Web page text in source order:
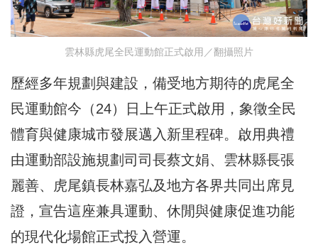
雲林縣虎尾全民運動館正式啟用／翻攝照片
歷經多年規劃與建設，備受地方期待的虎尾全
民運動館今（24）日上午正式啟用，象徵全民
體育與健康城市發展邁入新里程碑。啟用典禮
由運動部設施規劃司司長蔡文娟、雲林縣長張
麗善、虎尾鎮長林嘉弘及地方各界共同出席見
證，宣告這座兼具運動、休閒與健康促進功能
的現代化場館正式投入營運。